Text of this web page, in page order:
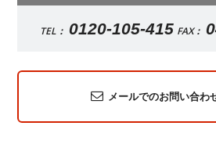
TEL： 0120-105-415 FAX：
メールでのお問い合わ